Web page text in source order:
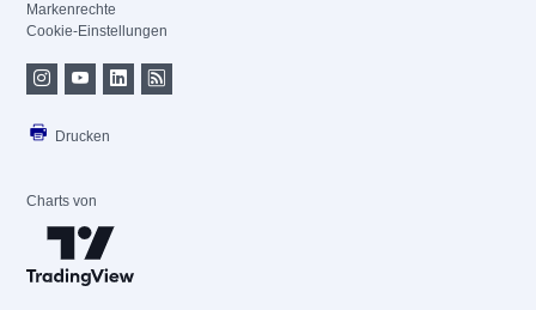
Markenrechte
Cookie-Einstellungen
Drucken
Charts von